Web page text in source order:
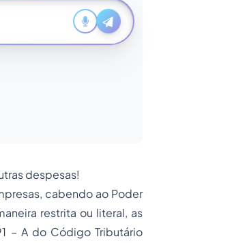
despesas!
cabendo ao Poder
restrita ou literal, as
– A do Código Tributário